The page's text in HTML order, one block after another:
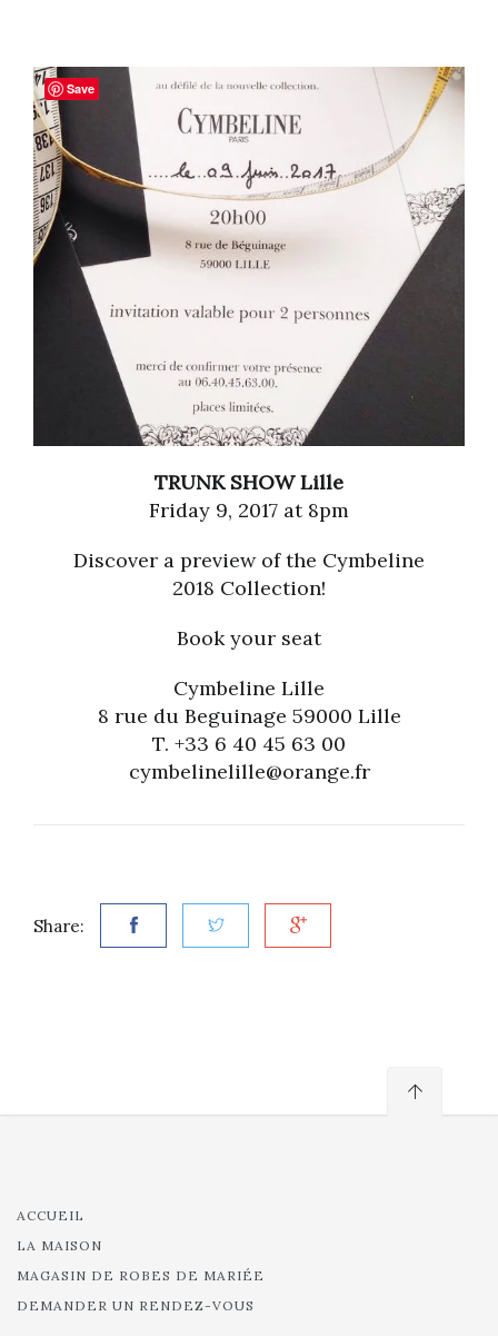
TRUNK SHOW Lille
Friday 9, 2017 at 8pm
Discover a preview of the Cymbeline
2018 Collection!
Book your seat
Cymbeline Lille
8 rue du Beguinage 59000 Lille
T. +33 6 40 45 63 00
cymbelinelille@orange.fr
Share:
ACCUEIL
LA MAISON
MAGASIN DE ROBES DE MARIÉE
DEMANDER UN RENDEZ-VOUS
Save